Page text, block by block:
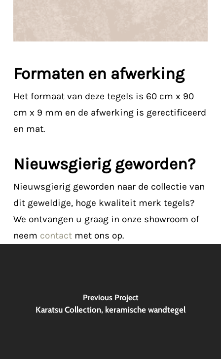
Formaten en afwerking
Het formaat van deze tegels is 60 cm x 90
cm x 9 mm en de afwerking is gerectificeerd
en mat.
Nieuwsgierig geworden?
Nieuwsgierig geworden naar de collectie van
dit geweldige, hoge kwaliteit merk tegels?
We ontvangen u graag in onze showroom of
neem contactmet ons op.
Previous Project
Karatsu Collection, keramische wandtegel